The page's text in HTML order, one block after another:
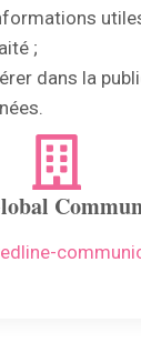
;
dans la